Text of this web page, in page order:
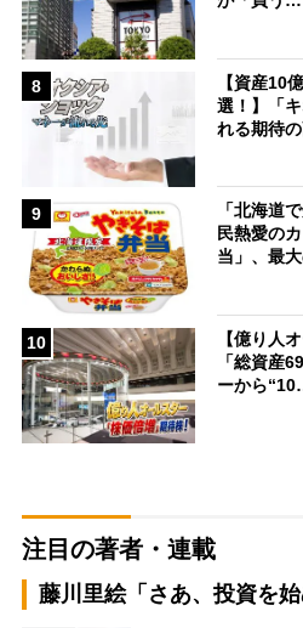
8
【資産10
選！】「
れる期待
9
「北海道
民熱愛の
当」、最
10
【億り人
「総資産
ーから
注目の著者・連載
藤川里絵「さあ、投資を始